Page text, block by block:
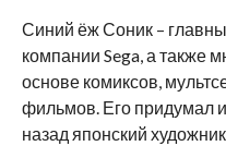
Синий ёж Соник –
компании Sega, а также
основе комиксов,
фильмов. Его придумал
назад японский